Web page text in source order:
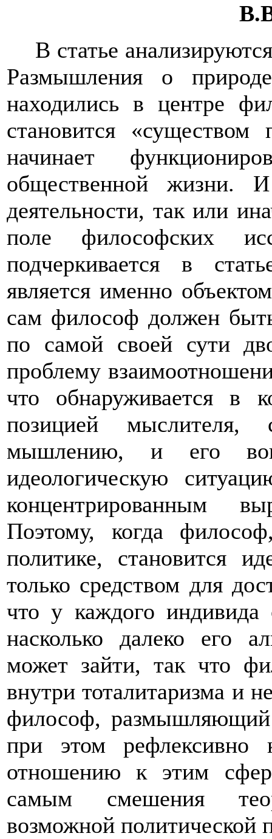
В статье
Размышления о
находились в центре
становится «существом
начинает
общественной жизни.
деятельности, так или
поле философских
подчеркивается в
является именно
сам философ должен
по самой своей сути
проблему
что обнаруживается в
позицией мыслителя,
мышлению, и его
идеологическую
концентрированным
Поэтому, когда
политике, становится
только средством для
что у каждого индивида
насколько далеко его
может зайти, так что
внутри тоталитаризма и
философ, размышляющий
при этом рефлексивно
отношению к этим
самым смешения
возможной политической